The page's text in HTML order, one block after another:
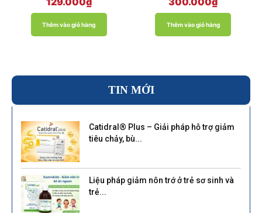
5.00
Thêm vào giỏ hàng
5.00
Thêm vào giỏ hàng
TIN MỚI
Catidral® Plus – Giải pháp hỗ trợ giảm
tiêu chảy, bù...
Liệu pháp giảm nôn trớ ở trẻ sơ sinh và
trẻ...